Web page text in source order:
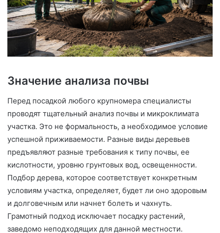
Значение анализа почвы
Перед посадкой любого крупномера специалисты
проводят тщательный анализ почвы и микроклимата
участка. Это не формальность, а необходимое условие
успешной приживаемости. Разные виды деревьев
предъявляют разные требования к типу почвы, ее
кислотности, уровню грунтовых вод, освещенности.
Подбор дерева, которое соответствует конкретным
условиям участка, определяет, будет ли оно здоровым
и долговечным или начнет болеть и чахнуть.
Грамотный подход исключает посадку растений,
заведомо неподходящих для данной местности.